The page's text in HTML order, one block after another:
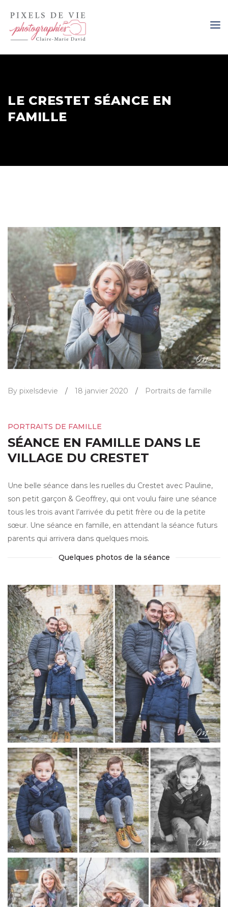
LE CRESTET SÉANCE EN
FAMILLE
By pixelsdevie / 18 janvier 2020 / Portraits de famille
PORTRAITS DE FAMILLE
SÉANCE EN FAMILLE DANS LE
VILLAGE DU CRESTET
Une belle séance dans les ruelles du Crestet avec Pauline,
son petit garçon & Geoffrey, qui ont voulu faire une séance
tous les trois avant l’arrivée du petit frère ou de la petite
sœur. Une séance en famille, en attendant la séance futurs
parents qui arrivera dans quelques mois.
Quelques photos de la séance